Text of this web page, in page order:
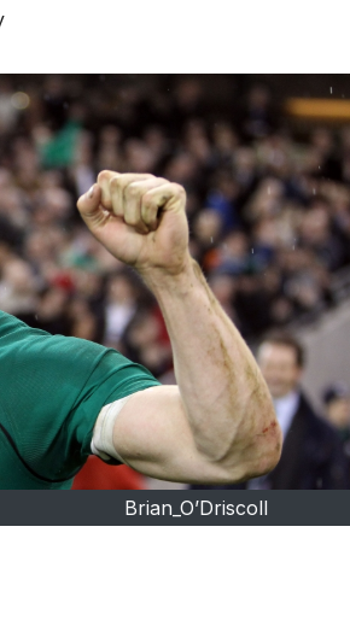
Brian_O’Driscoll